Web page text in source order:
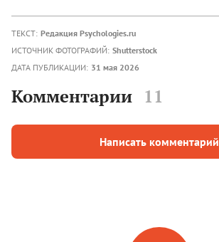
ТЕКСТ: Редакция Psychologies.ru
ИСТОЧНИК ФОТОГРАФИЙ: Shutterstock
ДАТА ПУБЛИКАЦИИ: 31 мая 2026
Комментарии 11
Написать комментарий